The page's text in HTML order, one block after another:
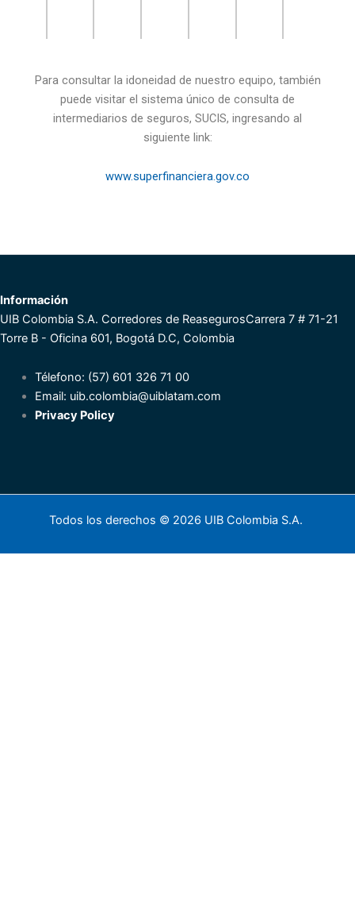
Para consultar la idoneidad de nuestro equipo, también
puede visitar el sistema único de consulta de
intermediarios de seguros, SUCIS, ingresando al
siguiente link:
www.superfinanciera.gov.co
Información
UIB Colombia S.A. Corredores de ReasegurosCarrera 7 # 71-21
Torre B - Oficina 601, Bogotá D.C, Colombia
Télefono: (57) 601 326 71 00
Email: uib.colombia@uiblatam.com
Privacy Policy
Todos los derechos © 2026 UIB Colombia S.A.